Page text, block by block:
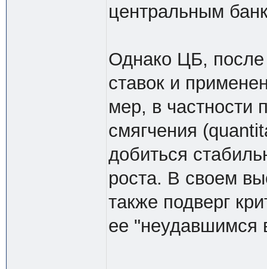
центральным
Однако ЦБ, после
ставок и
мер, в частности
смягчения
добиться
роста. В своем
также подверг
ее